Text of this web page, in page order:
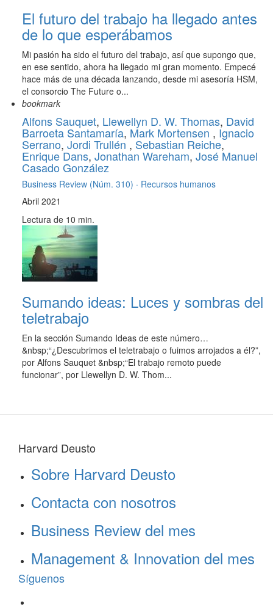
El futuro del trabajo ha llegado antes
de lo que esperábamos
Mi pasión ha sido el futuro del trabajo, así que supongo que,
en ese sentido, ahora ha llegado mi gran momento. Empecé
hace más de una década lanzando, desde mi asesoría HSM,
el consorcio The Future o...
bookmark
Alfons Sauquet, Llewellyn D. W. Thomas, David
Barroeta Santamaría, Mark Mortensen , Ignacio
Serrano, Jordi Trullén , Sebastian Reiche,
Enrique Dans, Jonathan Wareham, José Manuel
Casado González
Business Review (Núm. 310) · Recursos humanos
Abril 2021
Lectura de 10 min.
Sumando ideas: Luces y sombras del
teletrabajo
En la sección Sumando Ideas de este número…
&nbsp;“¿Descubrimos el teletrabajo o fuimos arrojados a él?”,
por Alfons Sauquet &nbsp;“El trabajo remoto puede
funcionar”, por Llewellyn D. W. Thom...
Harvard Deusto
Sobre Harvard Deusto
Contacta con nosotros
Business Review del mes
Management & Innovation del mes
Síguenos